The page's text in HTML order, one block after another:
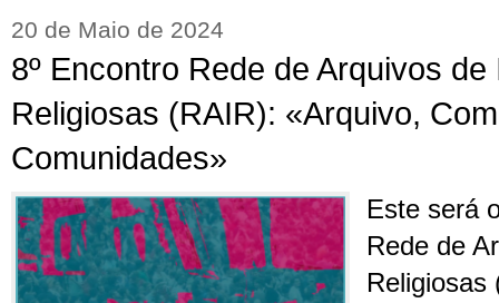
20 de Maio de 2024
8º Encontro Rede de Arquivos
Religiosas (RAIR): «Arquivo,
Comunidades»
Este será
Rede de
Religiosas